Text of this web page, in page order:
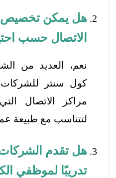
هل يمكن تخصيص
الاتصال حسب
نعم، العديد من
كول سنتر للشركات
مراكز الاتصال
لتتناسب مع طبيعة
هل تقدم
تدريبًا لموظفي